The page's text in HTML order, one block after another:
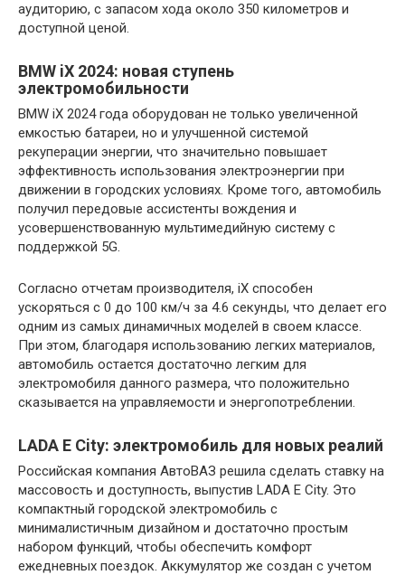
аудиторию, с запасом хода около 350 километров и
доступной ценой.
BMW iX 2024: новая ступень
электромобильности
BMW iX 2024 года оборудован не только увеличенной
емкостью батареи, но и улучшенной системой
рекуперации энергии, что значительно повышает
эффективность использования электроэнергии при
движении в городских условиях. Кроме того, автомобиль
получил передовые ассистенты вождения и
усовершенствованную мультимедийную систему с
поддержкой 5G.
Согласно отчетам производителя, iX способен
ускоряться с 0 до 100 км/ч за 4.6 секунды, что делает его
одним из самых динамичных моделей в своем классе.
При этом, благодаря использованию легких материалов,
автомобиль остается достаточно легким для
электромобиля данного размера, что положительно
сказывается на управляемости и энергопотреблении.
LADA E City: электромобиль для новых реалий
Российская компания АвтоВАЗ решила сделать ставку на
массовость и доступность, выпустив LADA E City. Это
компактный городской электромобиль с
минималистичным дизайном и достаточно простым
набором функций, чтобы обеспечить комфорт
ежедневных поездок. Аккумулятор же создан с учетом